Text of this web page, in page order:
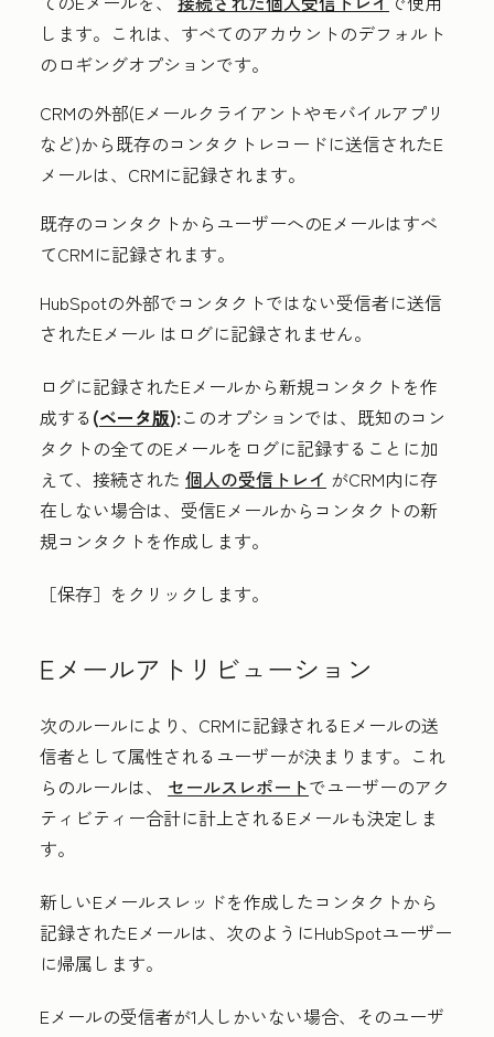
します。 これは、すべてのアカウントのデフォルト
のロギングオプションです。
CRMの外部(Eメールクライアントやモバイルアプリ
など)から既存のコンタクトレコードに送信されたE
メールは、CRMに記録されます。
既存のコンタクトからユーザーへのEメールはすべ
てCRMに記録されます。
HubSpotの外部でコンタクトではない受信者に送信
されたEメール はログに記録されません。
ログに記録されたEメールから新規コンタクトを作
成する(ベータ版):このオプションでは、既知のコン
タクトの全てのEメールをログに記録することに加
えて、接続された 個人の受信トレイ がCRM内に存
在しない場合は、受信Eメールからコンタクトの新
規コンタクトを作成します。
［保存］ をクリックします。
Eメールアトリビューション
次のルールにより、CRMに記録されるEメールの送
信者として属性されるユーザーが決まります。これ
らのルールは、 セールスレポートでユーザーのアク
ティビティー合計に計上されるEメールも決定しま
す。
新しいEメールスレッドを作成したコンタクトから
記録されたEメールは、次のようにHubSpotユーザー
に帰属します。
Eメールの受信者が1人しかいない場合、そのユーザ